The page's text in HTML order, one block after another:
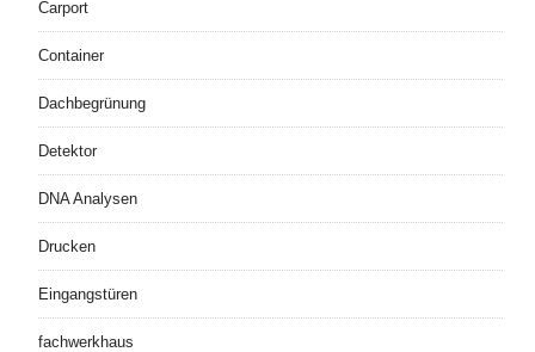
Carport
Container
Dachbegrünung
Detektor
DNA Analysen
Drucken
Eingangstüren
fachwerkhaus